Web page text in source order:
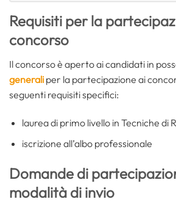
Requisiti per la
concorso
Il concorso è aperto ai candidati in
generali per la partecipazione ai
seguenti requisiti specifici:
laurea di primo livello in Tecniche di
iscrizione all’albo professionale
Domande di
modalità di invio